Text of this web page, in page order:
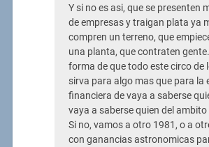
Y si no es asi, que se presenten
de empresas y traigan plata ya
compren un terreno, que
una planta, que contraten
forma de que todo este circo de
sirva para algo mas que para la
financiera de vaya a saberse
vaya a saberse quien del ambito
Si no, vamos a otro 1981, o a
con ganancias astronomicas